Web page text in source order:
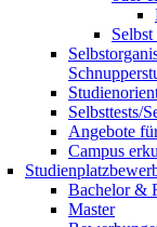
Selbsttests/
Angebote
Campus
Bachelor &
Master